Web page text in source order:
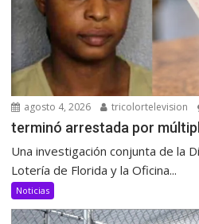
agosto 4, 2026 tricolortelevision
terminó arrestada por
Una investigación conjunta de la
Lotería de Florida y la Oficina...
Noticias